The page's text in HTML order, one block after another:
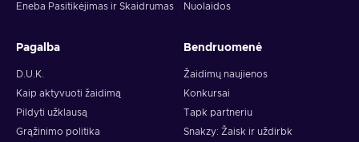
Eneba Pasitikėjimas ir Skaidrumas
Nuolaidos
Pagalba
D.U.K.
Kaip aktyvuoti žaidimą
Pildyti užklausą
Grąžinimo politika
Bendruomenė
Žaidimų naujienos
Konkursai
Tapk partneriu
Snakzy: Žaisk ir uždirbk